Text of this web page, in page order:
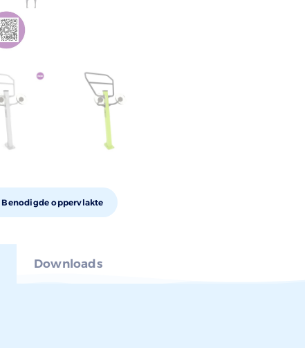
Benodigde oppervlakte
Downloads